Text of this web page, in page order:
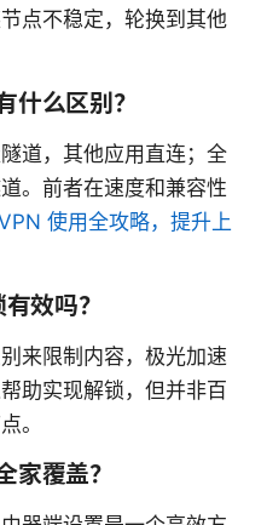
点不稳定，轮换到其他
什么区别？
道，其他应用直连；全
。前者在速度和兼容性
使用全攻略，提升上
效吗？
来限制内容，极光加速
助实现解锁，但并非百
。
家覆盖？